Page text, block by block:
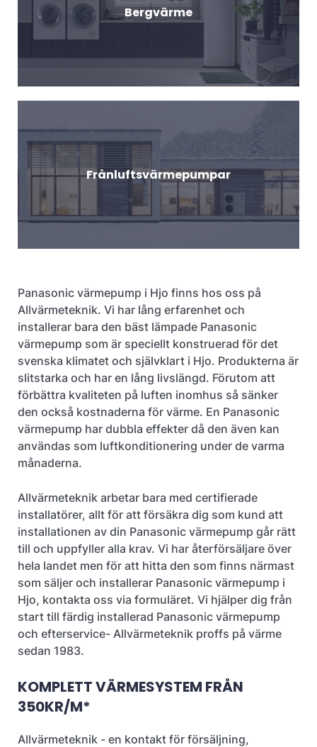
Bergvärme
Frånluftsvärmepumpar
Panasonic värmepump i Hjo finns hos oss på
Allvärmeteknik. Vi har lång erfarenhet och
installerar bara den bäst lämpade Panasonic
värmepump som är speciellt konstruerad för det
svenska klimatet och självklart i Hjo. Produkterna är
slitstarka och har en lång livslängd. Förutom att
förbättra kvaliteten på luften inomhus så sänker
den också kostnaderna för värme. En Panasonic
värmepump har dubbla effekter då den även kan
användas som luftkonditionering under de varma
månaderna.
Allvärmeteknik arbetar bara med certifierade
installatörer, allt för att försäkra dig som kund att
installationen av din Panasonic värmepump går rätt
till och uppfyller alla krav. Vi har återförsäljare över
hela landet men för att hitta den som finns närmast
som säljer och installerar Panasonic värmepump i
Hjo, kontakta oss via formuläret. Vi hjälper dig från
start till färdig installerad Panasonic värmepump
och efterservice- Allvärmeteknik proffs på värme
sedan 1983.
KOMPLETT VÄRMESYSTEM FRÅN
350KR/M*
Allvärmeteknik - en kontakt för försäljning,